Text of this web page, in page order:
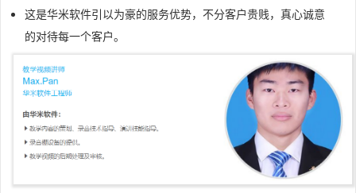
这是华米软件引以为豪的服务优势，不分客户贵贱，真心诚意
的对待每一个客户。